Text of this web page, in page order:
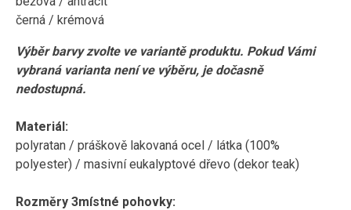
černá / krémová
Výběr barvy zvolte ve variantě produktu. Pokud Vámi
vybraná varianta není ve výběru, je dočasně
nedostupná.
Materiál:
polyratan / práškově lakovaná ocel / látka (100%
polyester) / masivní eukalyptové dřevo (dekor teak)
Rozměry 3místné pohovky: